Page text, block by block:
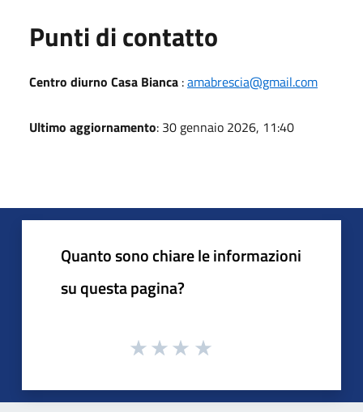
Punti di contatto
Centro diurno Casa Bianca :amabrescia@gmail.com
Ultimo aggiornamento: 30 gennaio 2026, 11:40
Quanto sono chiare le informazioni
su questa pagina?